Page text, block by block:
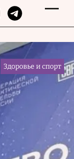
Здоровье и спорт